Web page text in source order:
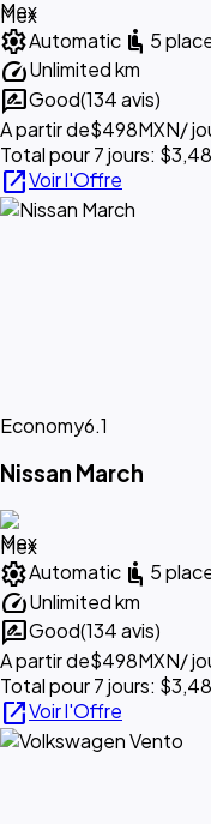
Mex
settingsAutomatic airline_seat_recline_normal 5
speedUnlimited km
rate_reviewGood(134 avis)
A partir de$498MXN/
Total pour 7 jours:
open_in_newVoir l'Offre
Economy6.1
Nissan March
Mex
settingsAutomatic airline_seat_recline_normal 5
speedUnlimited km
rate_reviewGood(134 avis)
A partir de$498MXN/
Total pour 7 jours:
open_in_newVoir l'Offre